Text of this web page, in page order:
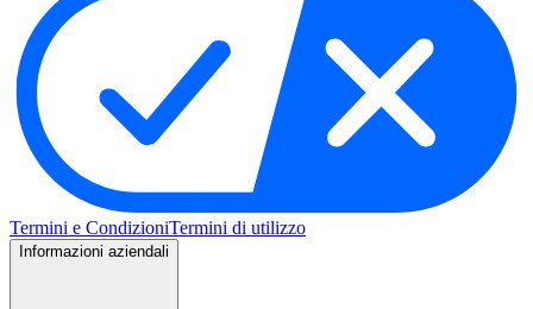
Termini e CondizioniTermini di utilizzo
Informazioni aziendali